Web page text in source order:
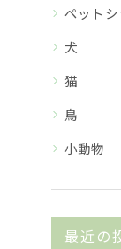
ペットシ
犬
猫
鳥
小動物
最近の